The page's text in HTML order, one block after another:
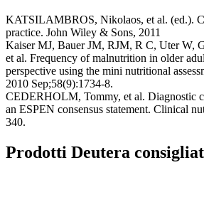
KATSILAMBROS, Nikolaos, et al. (ed.).
practice. John Wiley & Sons, 2011
Kaiser MJ, Bauer JM, RJM, R C, Uter W,
et al. Frequency of malnutrition in older
perspective using the mini nutritional
2010 Sep;58(9):1734-8.
CEDERHOLM, Tommy, et al. Diagnostic
an ESPEN consensus statement. Clinical
340.
Prodotti Deutera